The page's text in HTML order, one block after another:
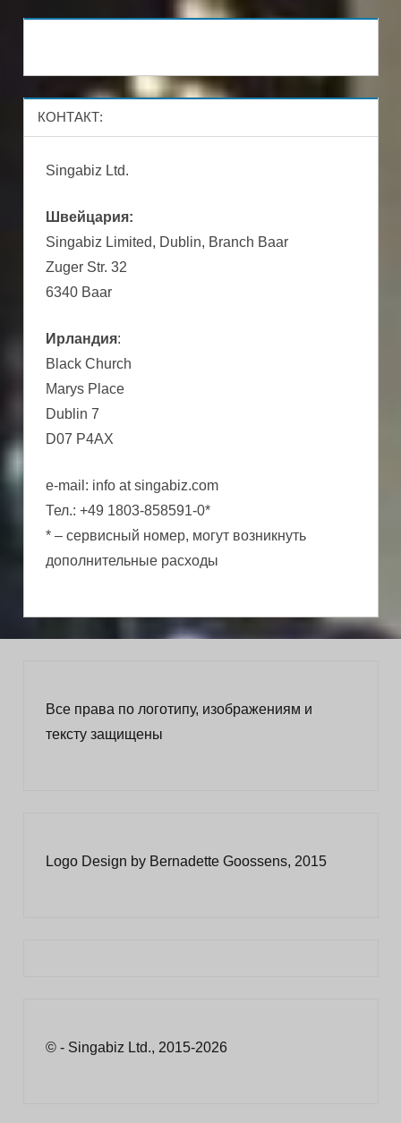
КОНТАКТ:
Singabiz Ltd.
Швейцария:
Singabiz Limited, Dublin, Branch Baar
Zuger Str. 32
6340 Baar
Ирландия:
Black Church
Marys Place
Dublin 7
D07 P4AX
e-mail: info at singabiz.com
Тел.: +49 1803-858591-0*
* – сервисный номер, могут возникнуть
дополнительные расходы
Все права по логотипу, изображениям и
тексту защищены
Logo Design by Bernadette Goossens, 2015
© - Singabiz Ltd., 2015-2026